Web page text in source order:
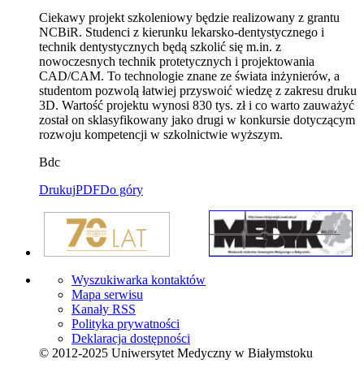
Ciekawy projekt szkoleniowy będzie realizowany z grantu
NCBiR. Studenci z kierunku lekarsko-dentystycznego i
technik dentystycznych będą szkolić się m.in. z
nowoczesnych technik protetycznych i projektowania
CAD/CAM. To technologie znane ze świata inżynierów, a
studentom pozwolą łatwiej przyswoić wiedzę z zakresu druku
3D. Wartość projektu wynosi 830 tys. zł i co warto zauważyć
został on sklasyfikowany jako drugi w konkursie dotyczącym
rozwoju kompetencji w szkolnictwie wyższym.
Bdc
DrukujPDFDo góry
Wyszukiwarka kontaktów
Mapa serwisu
Kanały RSS
Polityka prywatności
Deklaracja dostępności
© 2012-2025 Uniwersytet Medyczny w Białymstoku